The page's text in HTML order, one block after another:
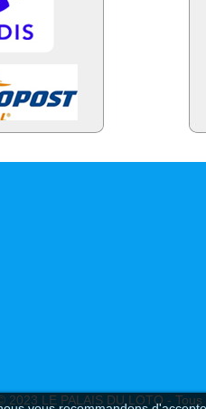
2023 LE PALAIS DU LOTO -